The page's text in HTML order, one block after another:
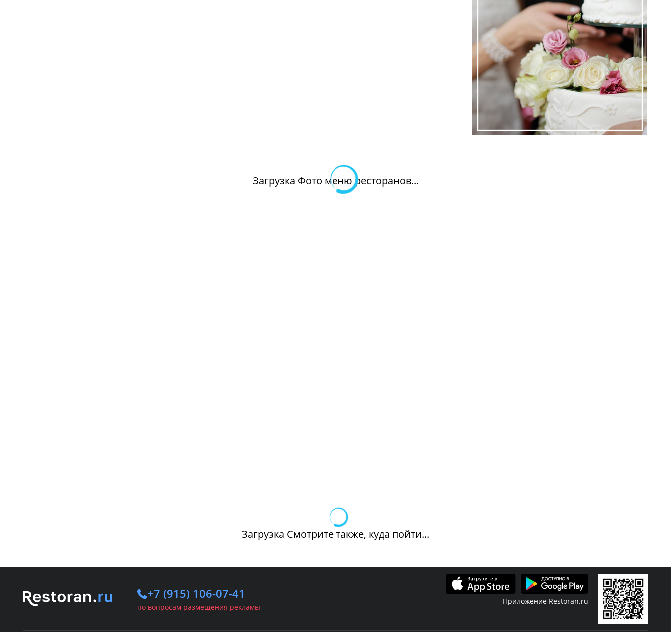
Загрузка Фото меню ресторанов...
Загрузка Смотрите также, куда пойти...
+7 (915) 106-07-41
по вопросам размещения рекламы
Приложение Restoran.ru